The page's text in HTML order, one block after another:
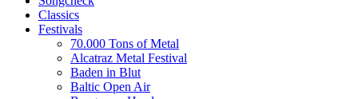
Classics
Festivals
70.000 Tons of Metal
Alcatraz Metal Festival
Baden in Blut
Baltic Open Air